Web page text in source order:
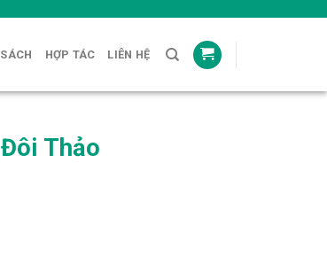
HỢP TÁC LIÊN HỆ
Thảo